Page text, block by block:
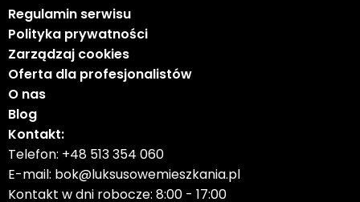
Regulamin serwisu
Polityka prywatności
Zarządzaj cookies
Oferta dla profesjonalistów
O nas
Blog
Kontakt:
Telefon: +48 513 354 060
E-mail: bok@luksusowemieszkania.pl
Kontakt w dni robocze: 8:00 - 17:00